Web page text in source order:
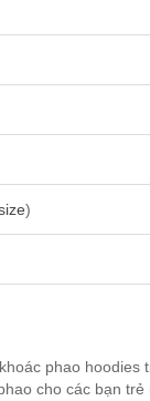
)
phao hoodies
cho các bạn trẻ